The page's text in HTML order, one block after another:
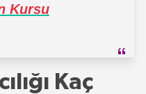
Kursu
Kaç